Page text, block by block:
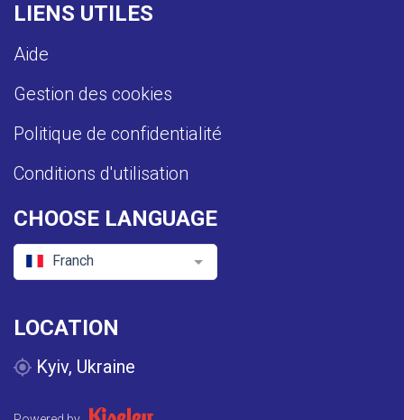
LIENS UTILES
Aide
Gestion des cookies
Politique de confidentialité
Conditions d'utilisation
CHOOSE LANGUAGE
Franch
LOCATION
Kyiv, Ukraine